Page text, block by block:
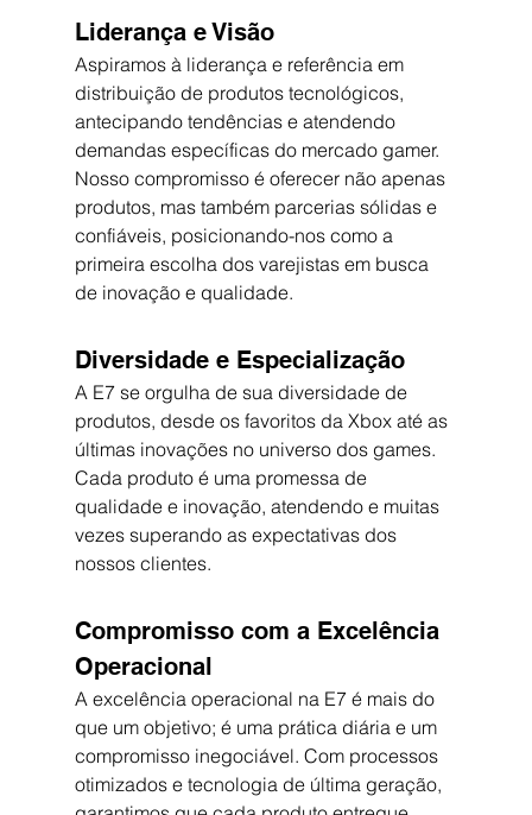
Liderança e Visão
Aspiramos à liderança e referência em
distribuição de produtos tecnológicos,
antecipando tendências e atendendo
demandas específicas do mercado gamer.
Nosso compromisso é oferecer não apenas
produtos, mas também parcerias sólidas e
confiáveis, posicionando-nos como a
primeira escolha dos varejistas em busca
de inovação e qualidade.
Diversidade e Especialização
A E7 se orgulha de sua diversidade de
produtos, desde os favoritos da Xbox até as
últimas inovações no universo dos games.
Cada produto é uma promessa de
qualidade e inovação, atendendo e muitas
vezes superando as expectativas dos
nossos clientes.
Compromisso com a Excelência
Operacional
A excelência operacional na E7 é mais do
que um objetivo; é uma prática diária e um
compromisso inegociável. Com processos
otimizados e tecnologia de última geração,